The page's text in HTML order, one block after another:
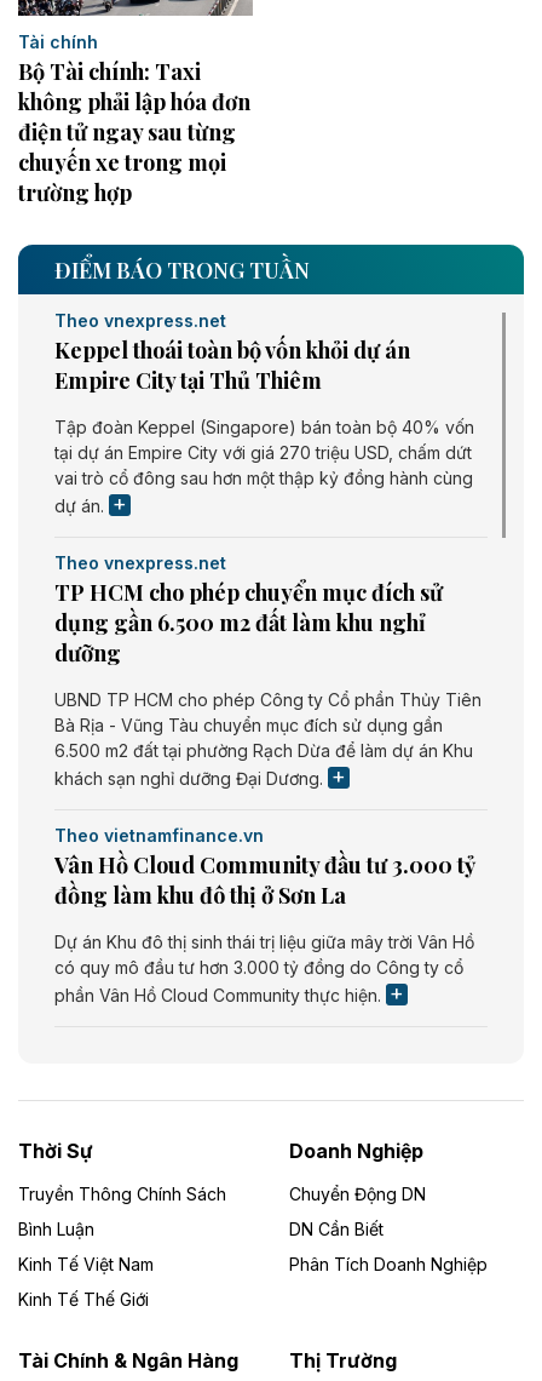
Tài chính
Bộ Tài chính: Taxi
không phải lập hóa đơn
điện tử ngay sau từng
chuyến xe trong mọi
trường hợp
ĐIỂM BÁO TRONG TUẦN
Theo vnexpress.net
Keppel thoái toàn bộ vốn khỏi dự án
Empire City tại Thủ Thiêm
Tập đoàn Keppel (Singapore) bán toàn bộ 40% vốn
tại dự án Empire City với giá 270 triệu USD, chấm dứt
vai trò cổ đông sau hơn một thập kỷ đồng hành cùng
dự án.
Theo vnexpress.net
TP HCM cho phép chuyển mục đích sử
dụng gần 6.500 m2 đất làm khu nghỉ
dưỡng
UBND TP HCM cho phép Công ty Cổ phần Thủy Tiên
Bà Rịa - Vũng Tàu chuyển mục đích sử dụng gần
6.500 m2 đất tại phường Rạch Dừa để làm dự án Khu
khách sạn nghỉ dưỡng Đại Dương.
Theo vietnamfinance.vn
Vân Hồ Cloud Community đầu tư 3.000 tỷ
đồng làm khu đô thị ở Sơn La
Dự án Khu đô thị sinh thái trị liệu giữa mây trời Vân Hồ
có quy mô đầu tư hơn 3.000 tỷ đồng do Công ty cổ
phần Vân Hồ Cloud Community thực hiện.
Dự án Nhà máy xử lý rác và phát điện Bắc Giang do
Công ty TNHH Năng lượng môi trường Bắc Giang làm
Theo vietnamfinance.vn
Đức Long Gia Lai mở rộng ‘hệ sinh thái’
Lai
Thời Sự
Truyền Thông Chính Sách
Bình Luận
Kinh Tế Việt Nam
Kinh Tế Thế Giới
Doanh Nghiệp
Chuyển Động DN
DN Cần Biết
Phân Tích Doanh Nghiệp
Tài Chính & Ngân Hàng Thị Trường